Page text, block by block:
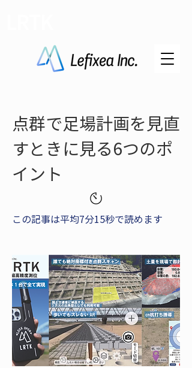
点群で足場計画を見直
すときに見る6つのポ
イント
この記事は平均7分15秒で読めます